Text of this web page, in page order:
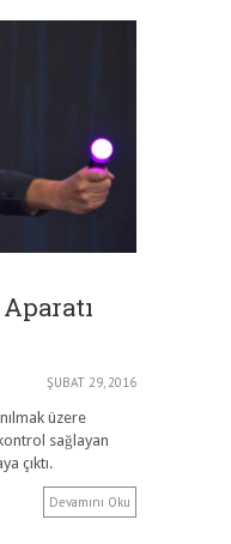
ŞUBAT 29, 2016
üzere
sağlayan
çıktı.
Devamını Oku